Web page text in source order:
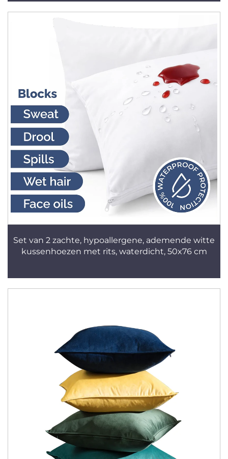
Set van 2 zachte, hypoallergene, ademende witte
kussenhoezen met rits, waterdicht, 50x76 cm